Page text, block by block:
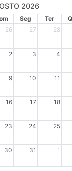
2026
Seg Ter
26
27 28
2 3 4
9 10 11
16 17 18
23 24 25
30 31 1